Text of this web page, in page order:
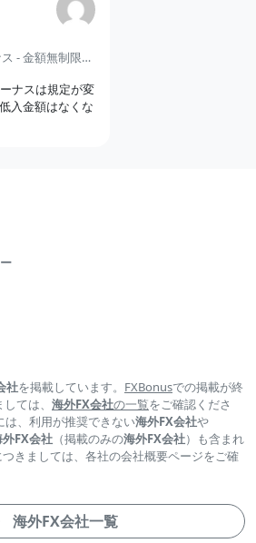
IronFX 100%入金ボーナス - 金額無制限のシェアリングボーナス
ナスは規定が変
入金額はなくな
社を掲載しています。 FXBonusでの掲載が終
ては、 海外FX会社の一覧をご確認くださ
、 利用が推奨できない海外FX会社や
FX会社 （掲載のみの海外FX会社） も含まれ
きましては、各社の会社概要ページをご確
海外FX会社一覧